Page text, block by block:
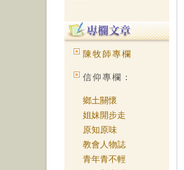
陳牧師專欄
信仰專欄：
鄉土關懷
姐妹開步走
原知原味
教會人物誌
青年青不輕